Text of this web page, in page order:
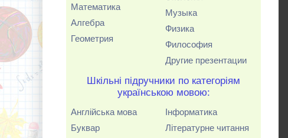
Математика
Алгебра
Геометрия
Музыка
Физика
Философия
Другие презентации
Шкільні підручники по категоріям
українською мовою:
Англійська мова
Буквар
Інформатика
Літературне читання